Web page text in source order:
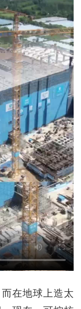
在地球上造太